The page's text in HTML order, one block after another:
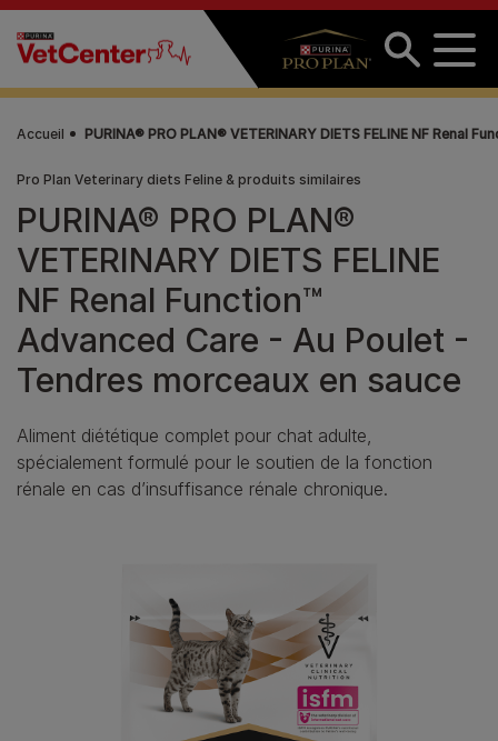
Aller au contenu principal
Accueil PURINA® PRO PLAN® VETERINARY DIETS FELINE NF Renal
Pro Plan Veterinary diets Feline & produits similaires
PURINA® PRO PLAN®
VETERINARY DIETS FELINE
NF Renal Function™
Advanced Care - Au Poulet -
Tendres morceaux en sauce
Aliment diététique complet pour chat adulte,
spécialement formulé pour le soutien de la fonction
rénale en cas d’insuffisance rénale chronique.